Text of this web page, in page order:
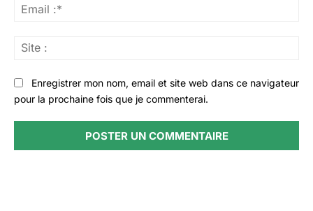
Enregistrer mon nom, email et site web dans ce navigateur
pour la prochaine fois que je commenterai.